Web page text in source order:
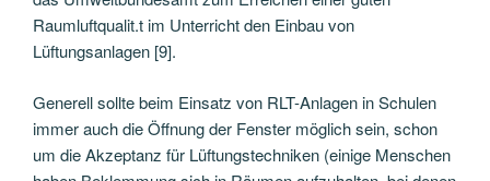
Raumluftqualit.t im Unterricht den Einbau von
Lüftungsanlagen [9].
Generell sollte beim Einsatz von RLT-Anlagen in Schulen
immer auch die Öffnung der Fenster möglich sein, schon
um die Akzeptanz für Lüftungstechniken (einige Menschen